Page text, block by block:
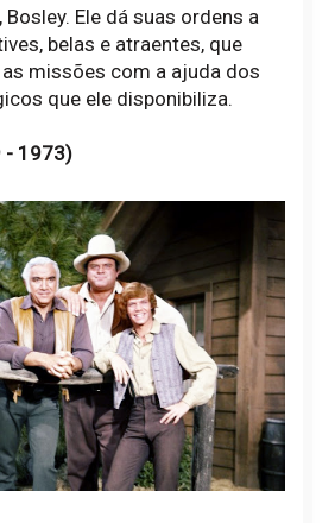
Ele dá suas ordens a
belas e atraentes, que
missões com a ajuda dos
que ele disponibiliza.
- 1973)